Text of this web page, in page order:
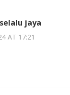
jaya
AT 17:21